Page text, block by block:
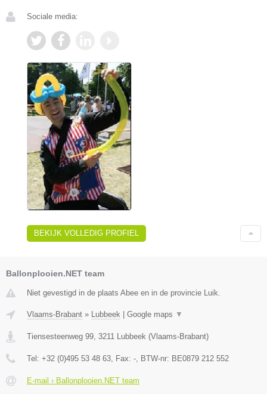
Sociale media:
BEKIJK VOLLEDIG PROFIEL
Ballonplooien.NET team
Niet gevestigd in de plaats Abee en in de provincie Luik.
Vlaams-Brabant » Lubbeek Google maps ▼
Tiensesteenweg 99, 3211 Lubbeek (Vlaams-Brabant)
Tel: +32 (0)495 53 48 63, Fax: -, BTW-nr: BE0879 212 552
E-mail › Ballonplooien.NET team